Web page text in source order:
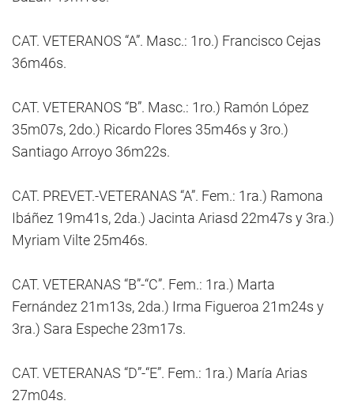
CAT. VETERANOS “A”. Masc.: 1ro.) Francisco Cejas
36m46s.
CAT. VETERANOS “B”. Masc.: 1ro.) Ramón López
35m07s, 2do.) Ricardo Flores 35m46s y 3ro.)
Santiago Arroyo 36m22s.
CAT. PREVET.-VETERANAS “A”. Fem.: 1ra.) Ramona
Ibáñez 19m41s, 2da.) Jacinta Ariasd 22m47s y 3ra.)
Myriam Vilte 25m46s.
CAT. VETERANAS “B”-“C”. Fem.: 1ra.) Marta
Fernández 21m13s, 2da.) Irma Figueroa 21m24s y
3ra.) Sara Espeche 23m17s.
CAT. VETERANAS “D”-“E”. Fem.: 1ra.) María Arias
27m04s.